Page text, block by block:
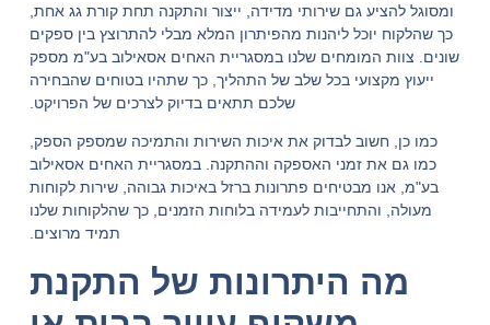
ומסוגל להציע גם שירותי מדידה, ייצור והתקנה תחת קורת גג אחת,
כך שהלקוח יוכל ליהנות מהפיתרון המלא מבלי להתרוצץ בין ספקים
שונים. צוות המומחים שלנו במסגריית האחים אסאילוב בע"מ מספק
ייעוץ מקצועי בכל שלב של התהליך, כך שתהיו בטוחים שהבחירה
שלכם תתאים בדיוק לצרכים של הפרויקט.
כמו כן, חשוב לבדוק את איכות השירות והתמיכה שמספק הספק,
כמו גם את זמני האספקה וההתקנה. במסגריית האחים אסאילוב
בע"מ, אנו מבטיחים פתרונות ברזל באיכות גבוהה, שירות לקוחות
מעולה, והתחייבות לעמידה בלוחות הזמנים, כך שהלקוחות שלנו
תמיד מרוצים.
מה היתרונות של התקנת